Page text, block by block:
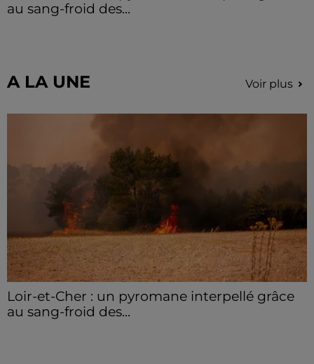
au sang-froid des...
Grâce...
A LA UNE Voir plus
Loir-et-Cher : un pyromane interpellé grâce
au sang-froid des...